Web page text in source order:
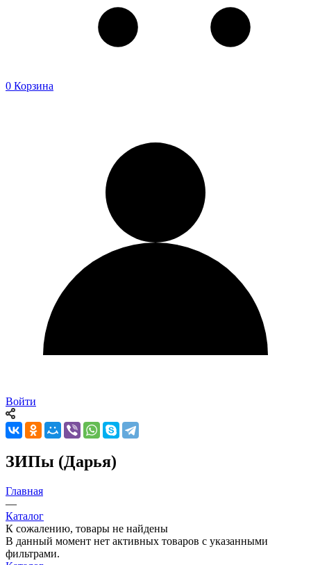
0 Корзина
Войти
ЗИПы (Дарья)
Главная
—
Каталог
К сожалению, товары не найдены
В данный момент нет активных товаров с указанными
фильтрами.